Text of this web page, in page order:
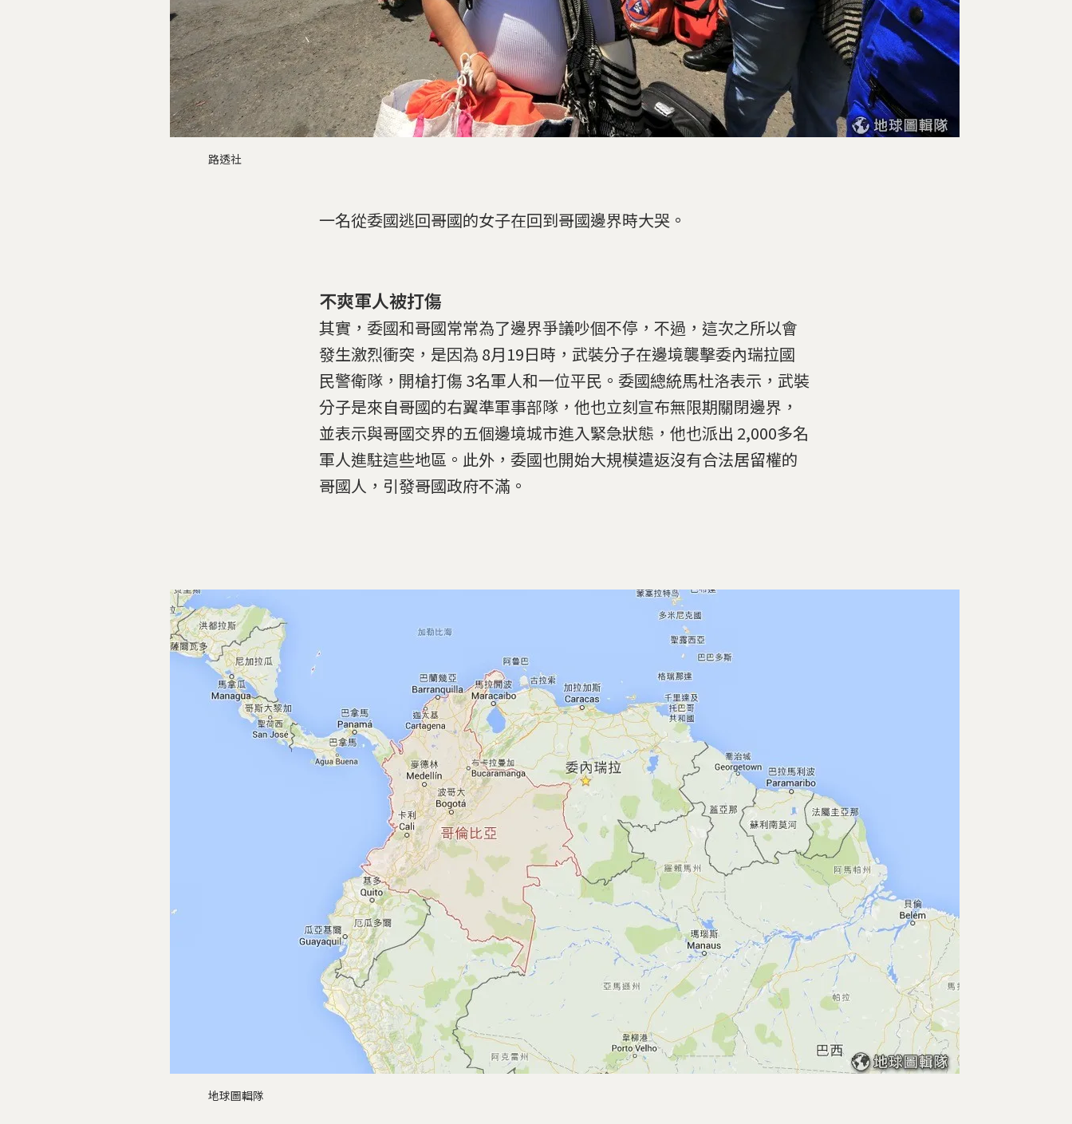
路透社
一名從委國逃回哥國的女子在回到哥國邊界時大哭。
不爽軍人被打傷
其實，委國和哥國常常為了邊界爭議吵個不停，不過，這次之所以會
發生激烈衝突，是因為 8月19日時，武裝分子在邊境襲擊委內瑞拉國
民警衛隊，開槍打傷 3名軍人和一位平民。委國總統馬杜洛表示，武裝
分子是來自哥國的右翼準軍事部隊，他也立刻宣布無限期關閉邊界，
並表示與哥國交界的五個邊境城市進入緊急狀態，他也派出 2,000多名
軍人進駐這些地區。此外，委國也開始大規模遣返沒有合法居留權的
哥國人，引發哥國政府不滿。
地球圖輯隊